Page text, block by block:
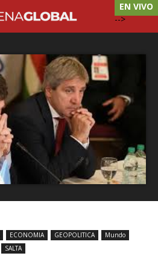
EN VIVO
-->
ECONOMIA GEOPOLITICA
Mundo
SALTA